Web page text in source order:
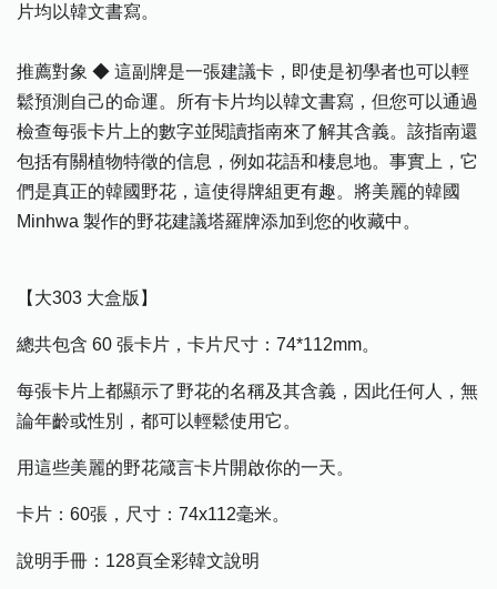
片均以韓文書寫。
推薦對象 ◆ 這副牌是一張建議卡，即使是初學者也可以輕
鬆預測自己的命運。所有卡片均以韓文書寫，但您可以通過
檢查每張卡片上的數字並閱讀指南來了解其含義。該指南還
包括有關植物特徵的信息，例如花語和棲息地。事實上，它
們是真正的韓國野花，這使得牌組更有趣。將美麗的韓國
Minhwa 製作的野花建議塔羅牌添加到您的收藏中。
【大303 大盒版】
總共包含 60 張卡片，卡片尺寸：74*112mm。
每張卡片上都顯示了野花的名稱及其含義，因此任何人，無
論年齡或性別，都可以輕鬆使用它。
用這些美麗的野花箴言卡片開啟你的一天。
卡片：60張，尺寸：74x112毫米。
說明手冊：128頁全彩韓文說明